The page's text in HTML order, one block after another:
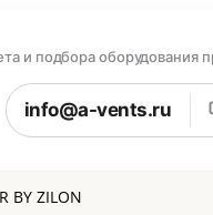
и подбора оборудования
info@a-vents.ru
BY ZILON